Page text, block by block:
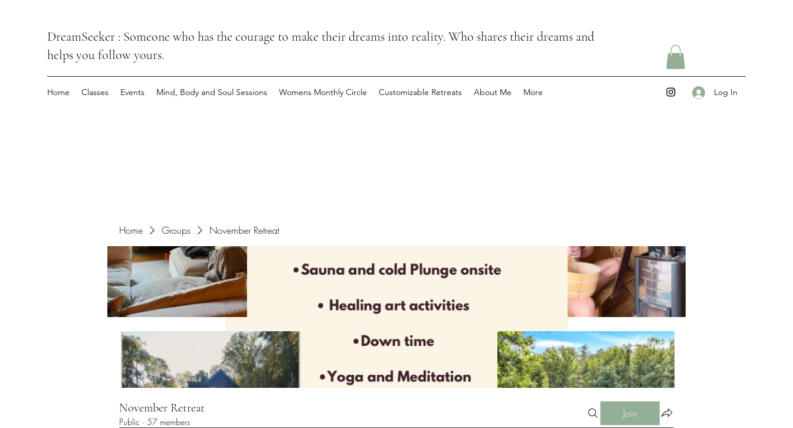
DreamSeeker : Someone who has the courage to make their dreams into reality. Who shares their dreams and
helps you follow yours.
Home Classes Events Mind, Body and Soul Sessions Womens Monthly Circle Customizable Retreats About Me More Log In
Home Groups November Retreat
November Retreat
Public · 57 members
Join